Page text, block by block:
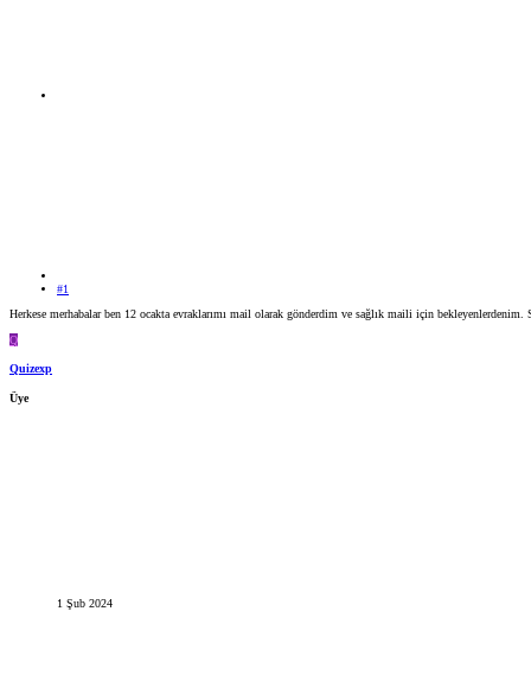
#1
Herkese merhabalar ben 12 ocakta evraklarımı mail olarak gönderdim ve sağlık maili için
Q
Quizexp
Üye
1 Şub 2024